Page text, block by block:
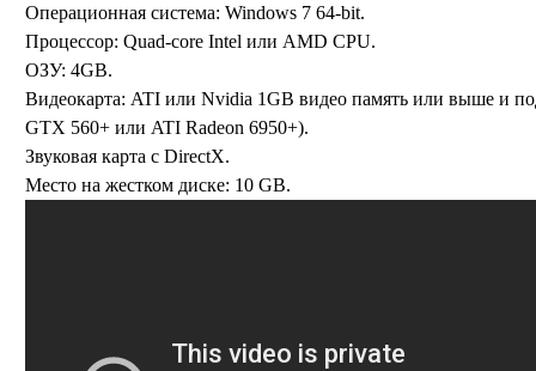
Операционная система: Windows 7 64-bit.
Процессор: Quad-core Intel или AMD CPU.
ОЗУ: 4GB.
Видеокарта: ATI или Nvidia 1GB видео память или выше и
GTX 560+ или ATI Radeon 6950+).
Звуковая карта с DirectX.
Место на жестком диске: 10 GB.